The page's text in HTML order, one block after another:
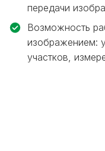
передачи
Возможность
изображением:
участков,